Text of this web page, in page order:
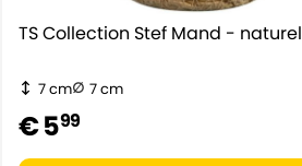
TS Collection Stef Mand - naturel
7 cm 7 cm
€ 599